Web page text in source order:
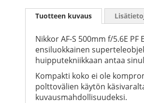
to
images
gallery
Tuotteen kuvaus
Nikkor AF-S 500mm f/5.6E
ensiluokkainen
huipputekniikkaan antaa
Kompakti koko ei ole
polttovälien käytön
kuvausmahdollisuudeksi.